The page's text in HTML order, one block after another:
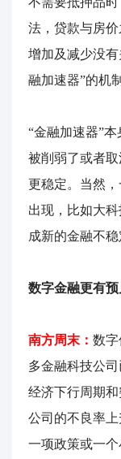
法，贷款与房
增加及减少没
融加速器”的机
“金融加速器”
被削弱了或者
更稳定。当然
出现，比如大
成新的金融不
数字金融更有
南方周末： 数
多金融科技公
经济下行周期
公司的不良率
一项政策或一